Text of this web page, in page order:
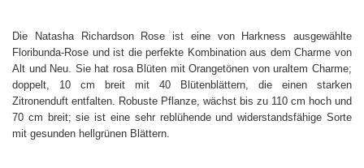
Die Natasha Richardson Rose ist eine von Harkness ausgewählte
Floribunda-Rose und ist die perfekte Kombination aus dem Charme von
Alt und Neu. Sie hat rosa Blüten mit Orangetönen von uraltem Charme;
doppelt, 10 cm breit mit 40 Blütenblättern, die einen starken
Zitronenduft entfalten. Robuste Pflanze, wächst bis zu 110 cm hoch und
70 cm breit; sie ist eine sehr reblühende und widerstandsfähige Sorte
mit gesunden hellgrünen Blättern.